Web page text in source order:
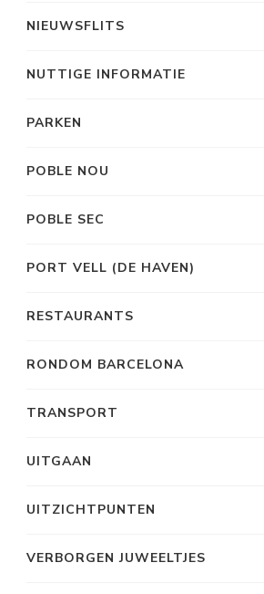
NIEUWSFLITS
NUTTIGE INFORMATIE
PARKEN
POBLE NOU
POBLE SEC
PORT VELL (DE HAVEN)
RESTAURANTS
RONDOM BARCELONA
TRANSPORT
UITGAAN
UITZICHTPUNTEN
VERBORGEN JUWEELTJES